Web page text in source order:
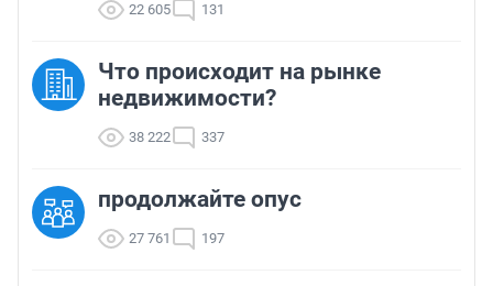
22 605 131
Что происходит на рынке
недвижимости?
38 222 337
продолжайте опус
27 761 197